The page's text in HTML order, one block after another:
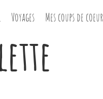
Voyages Mes coups de coeur